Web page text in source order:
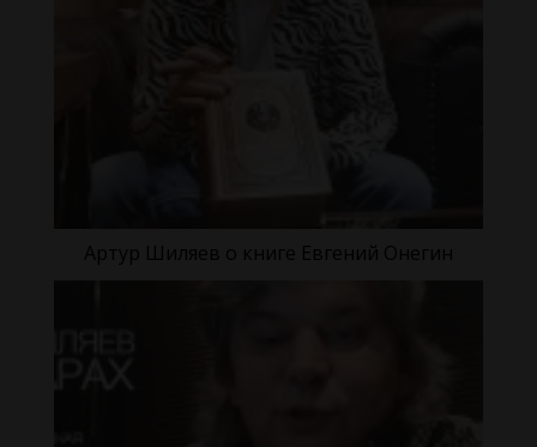
Артур Шиляев о книге Евгений Онегин